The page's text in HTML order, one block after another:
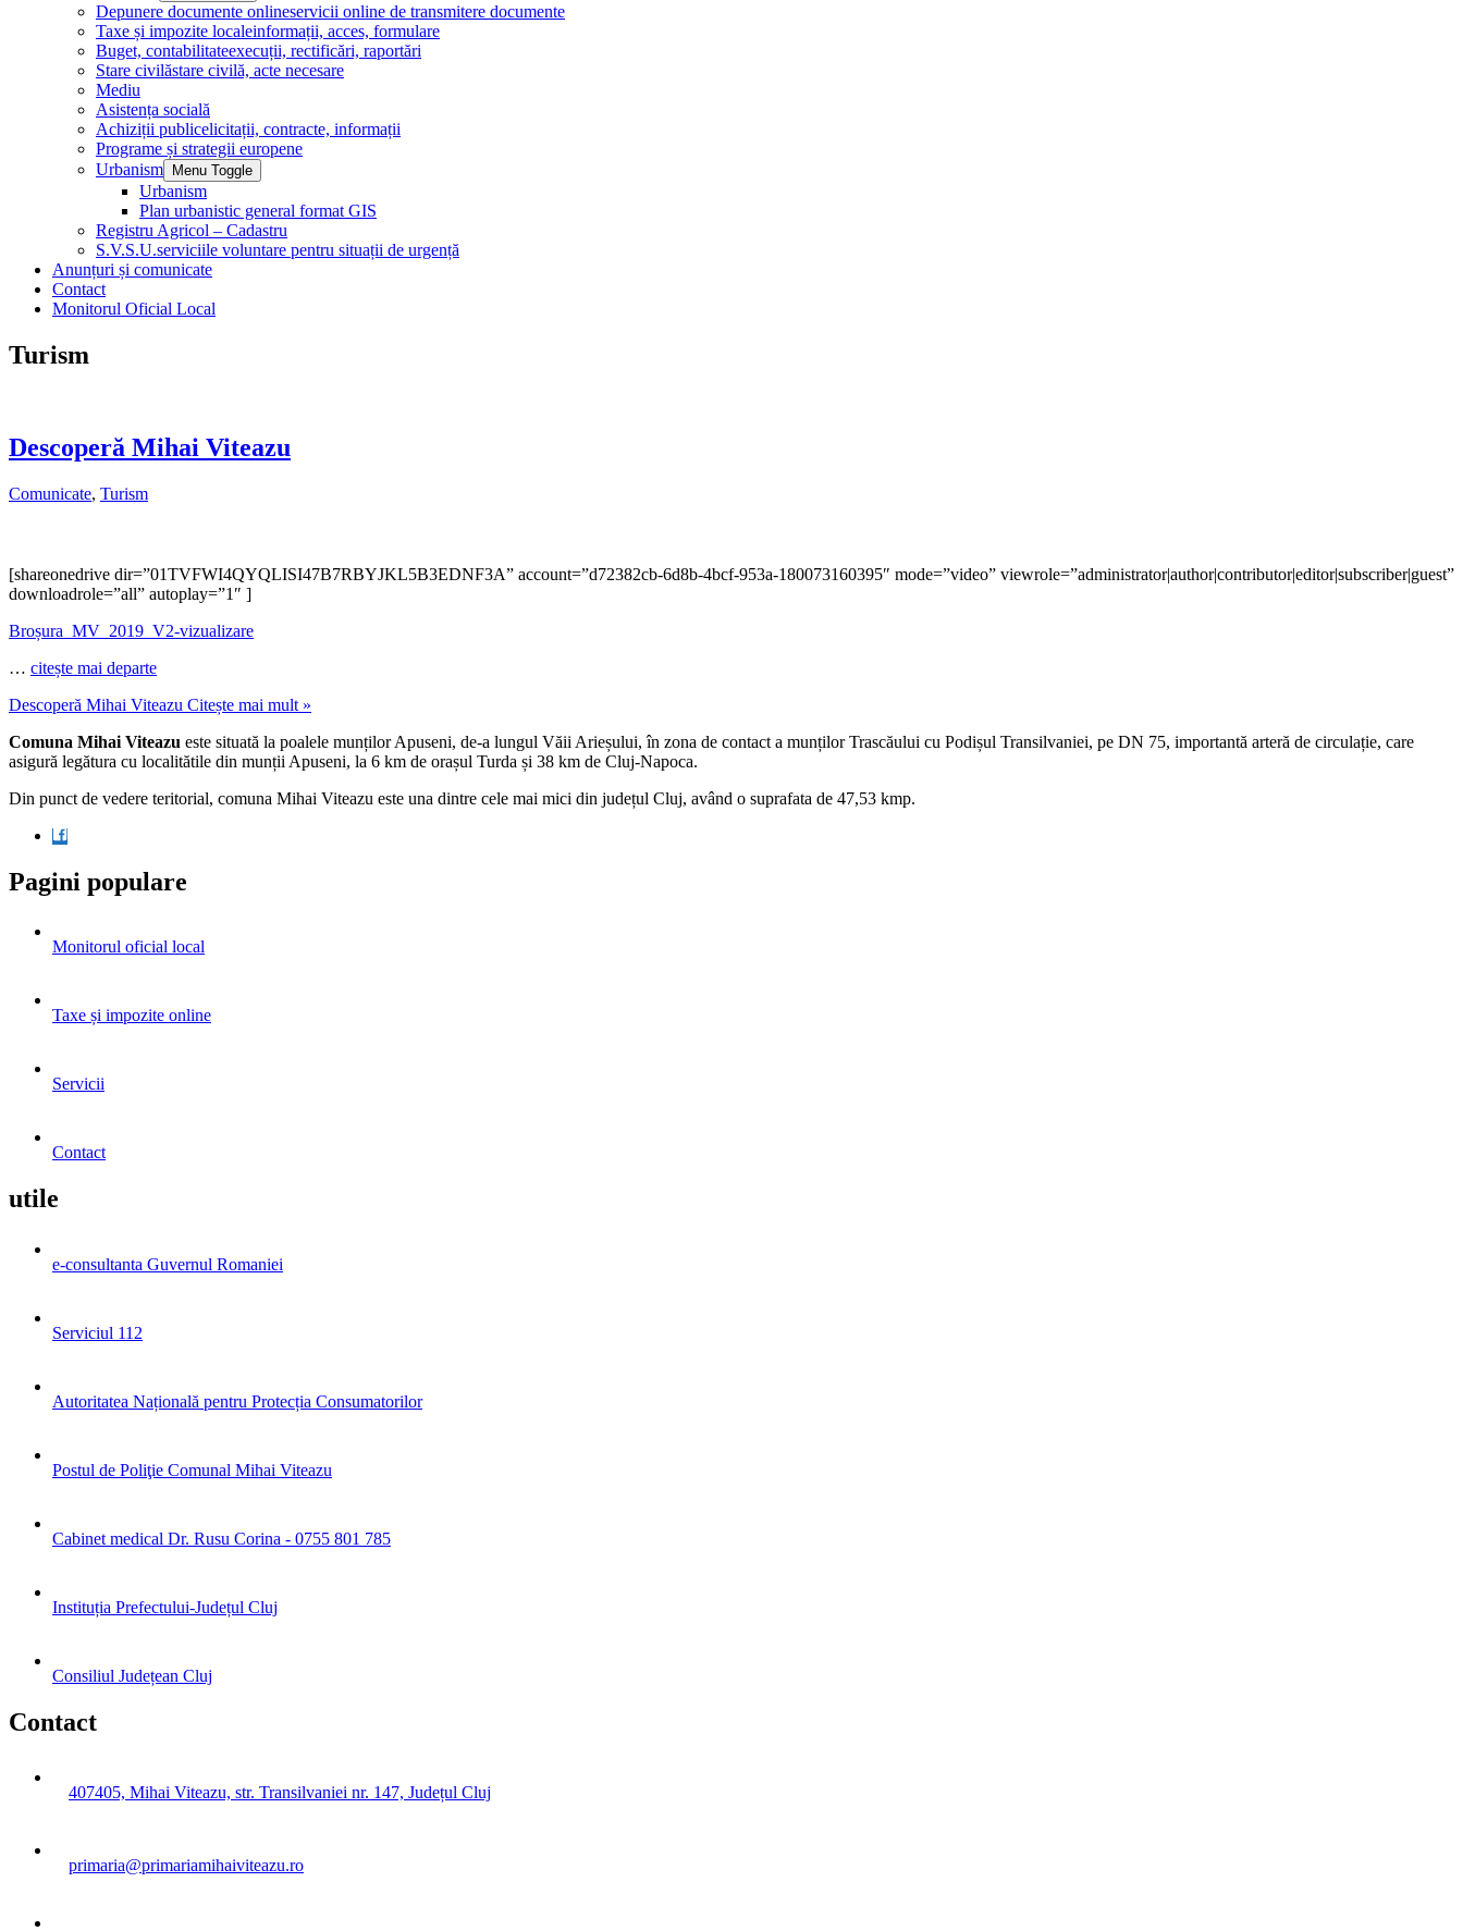
Depunere documente onlineservicii online de transmitere documente
Taxe și impozite localeinformații, acces, formulare
Buget, contabilitateexecuții, rectificări, raportări
Stare civilăstare civilă, acte necesare
Mediu
Asistența socială
Achiziții publicelicitații, contracte, informații
Programe și strategii europene
Urbanism
Menu Toggle
Urbanism
Plan urbanistic general format GIS
Registru Agricol – Cadastru
S.V.S.U.serviciile voluntare pentru situații de urgență
Anunțuri și comunicate
Contact
Monitorul Oficial Local
Turism
Descoperă Mihai Viteazu
Comunicate, Turism
[shareonedrive dir=”01TVFWI4QYQLISI47B7RBYJKL5B3EDNF3A” account=”d72382cb-6d8b-4bcf-953a-180073160395″ mode=”video” viewrole=”administrator|author|contributor|editor|subscriber|guest”
downloadrole=”all” autoplay=”1″ ]
Broșura_MV_2019_V2-vizualizare
… citește mai departe
Descoperă Mihai Viteazu Citește mai mult »
Comuna Mihai Viteazu este situată la poalele munților Apuseni, de-a lungul Văii Arieșului, în zona de contact a munților Trascăului cu Podișul Transilvaniei, pe DN 75, importantă arteră de circulație, care
asigură legătura cu localitătile din munții Apuseni, la 6 km de orașul Turda și 38 km de Cluj-Napoca.
Din punct de vedere teritorial, comuna Mihai Viteazu este una dintre cele mai mici din județul Cluj, având o suprafata de 47,53 kmp.
Pagini populare
Monitorul oficial local
Taxe și impozite online
Servicii
Contact
utile
e-consultanta Guvernul Romaniei
Serviciul 112
Autoritatea Națională pentru Protecția Consumatorilor
Postul de Poliţie Comunal Mihai Viteazu
Cabinet medical Dr. Rusu Corina - 0755 801 785
Instituția Prefectului-Județul Cluj
Consiliul Județean Cluj
Contact
407405, Mihai Viteazu, str. Transilvaniei nr. 147, Județul Cluj
primaria@primariamihaiviteazu.ro